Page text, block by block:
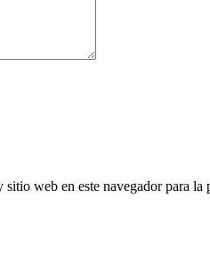
web en este navegador para la